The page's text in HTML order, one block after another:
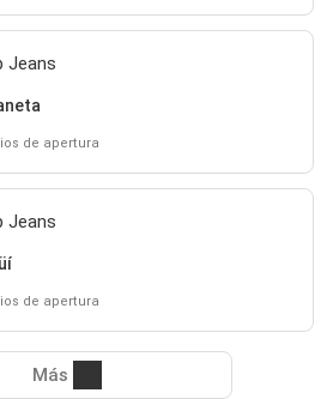
Jeans
de apertura
Jeans
de apertura
Más